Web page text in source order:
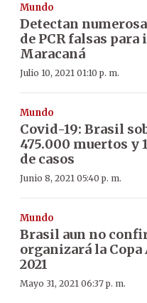
Mundo
Detectan
de PCR falsas
Maracaná
Julio 10, 2021 01:10 p. m.
Mundo
Covid-19: Brasil
475.000 muertos y
de casos
Junio 8, 2021 05:40 p. m.
Mundo
Brasil aun no
organizará la
2021
Mayo 31, 2021 06:37 p. m.